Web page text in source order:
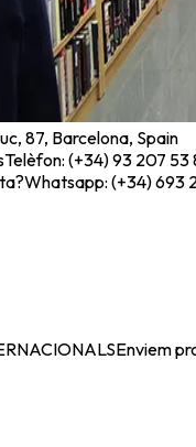
87, Barcelona, Spain
Telèfon: (+34) 93 207 53
Whatsapp: (+34) 693
Enviem